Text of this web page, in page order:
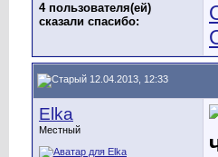
4 пользователя(ей)
сказали cпасибо:
12.04.2013, 12:33
Elka
Местный